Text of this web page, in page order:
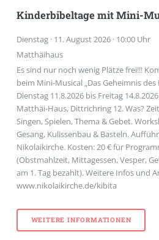
Kinderbibeltage mit Mini-
Dienstag · 11. August 2026 · 10:00 Uhr
Matthäihaus
Es sind nur noch wenig Plätze frei!!!
beim Mini-Musical „Das Geheimnis des
Dienstag 11.8.2026 bis Freitag
Matthäi-Haus, Dittrichring 12. Was?
Singen, Spielen, Thema & Gebet.
Gesang, Kulissenbau & Basteln.
Nikolaikirche. Kosten: 20 € für
(Obstmahlzeit, Mittagessen, Vesper,
am 1. Tag bezahlt). Weitere Infos und
www.nikolaikirche.de/kibita
WEITERE INFORMATIONEN